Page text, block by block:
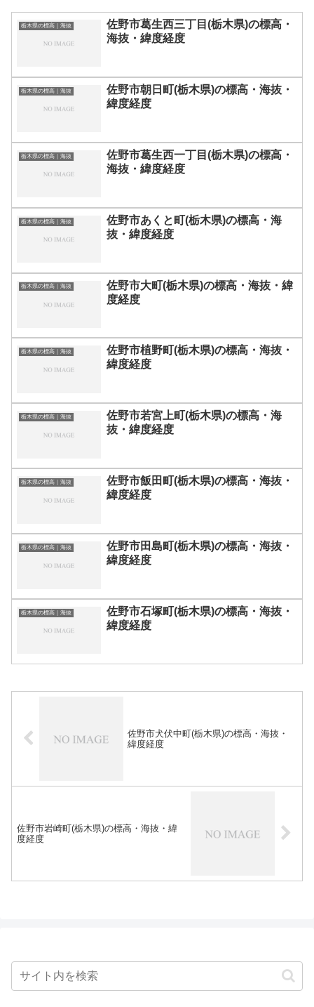
栃木県の標高｜海抜
佐野市葛生西三丁目(栃木県)の標高・
海抜・緯度経度
栃木県の標高｜海抜
佐野市朝日町(栃木県)の標高・海抜・
緯度経度
栃木県の標高｜海抜
佐野市葛生西一丁目(栃木県)の標高・
海抜・緯度経度
栃木県の標高｜海抜
佐野市あくと町(栃木県)の標高・海
抜・緯度経度
栃木県の標高｜海抜
佐野市大町(栃木県)の標高・海抜・緯
度経度
栃木県の標高｜海抜
佐野市植野町(栃木県)の標高・海抜・
緯度経度
栃木県の標高｜海抜
佐野市若宮上町(栃木県)の標高・海
抜・緯度経度
栃木県の標高｜海抜
佐野市飯田町(栃木県)の標高・海抜・
緯度経度
栃木県の標高｜海抜
佐野市田島町(栃木県)の標高・海抜・
緯度経度
栃木県の標高｜海抜
佐野市石塚町(栃木県)の標高・海抜・
緯度経度
佐野市犬伏中町(栃木県)の標高・海抜・
緯度経度
佐野市岩崎町(栃木県)の標高・海抜・緯
度経度